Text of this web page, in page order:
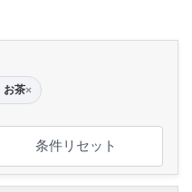
お茶×
条件リセット